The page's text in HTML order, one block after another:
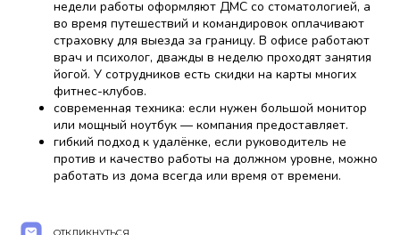
недели работы оформляют ДМС со стоматологией, а
во время путешествий и командировок оплачивают
страховку для выезда за границу. В офисе работают
врач и психолог, дважды в неделю проходят занятия
йогой. У сотрудников есть скидки на карты многих
фитнес-клубов.
современная техника: если нужен большой монитор
или мощный ноутбук — компания предоставляет.
гибкий подход к удалёнке, если руководитель не
против и качество работы на должном уровне, можно
работать из дома всегда или время от времени.
ОТКЛИКНУТЬСЯ